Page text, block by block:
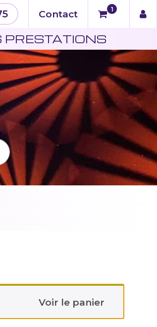
Contact 1
PRESTATIONS
Voir le panier